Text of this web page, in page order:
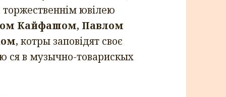
ювілею
Кайфашом, Павлом
, котры заповідят своє
ся в музычно-товарискых